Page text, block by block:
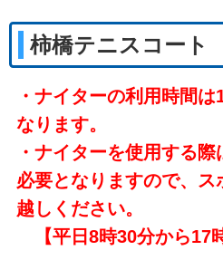
柿橋テニスコー
・ナイターの利用時間
なります。
・ナイターを使用する
必要となりますので、
越しください。
【平日8時30分から17